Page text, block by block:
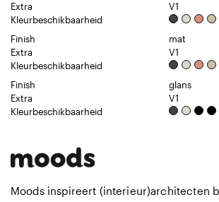
Extra
V1
Kleurbeschikbaarheid
Finish
mat
Extra
V1
Kleurbeschikbaarheid
Finish
glans
Extra
V1
Kleurbeschikbaarheid
Moods inspireert (interieur)architecten